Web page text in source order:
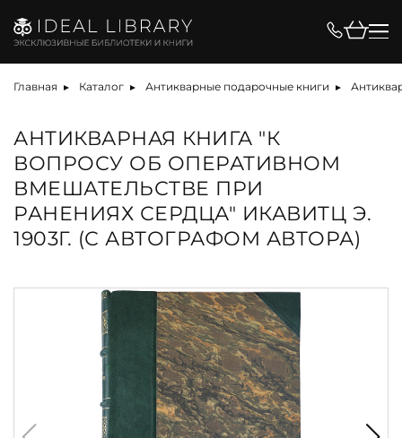
Главная Каталог Антикварные подарочные книги
АНТИКВАРНАЯ КНИГА "К
ВОПРОСУ ОБ ОПЕРАТИВНОМ
ВМЕШАТЕЛЬСТВЕ ПРИ
РАНЕНИЯХ СЕРДЦА" ИКАВИТЦ Э.
1903Г. (С АВТОГРАФОМ АВТОРА)